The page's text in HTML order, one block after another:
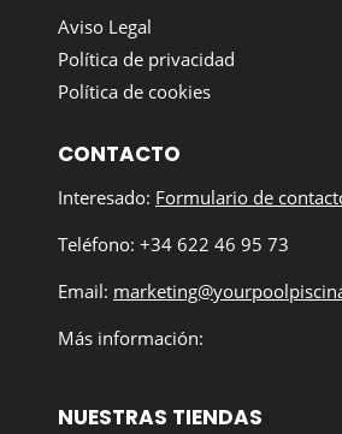
Aviso Legal
Política de privacidad
Política de cookies
CONTACTO
Interesado: Formulario de
Teléfono: +34 622 46 95 73
Email:
Más información:
NUESTRAS TIENDAS